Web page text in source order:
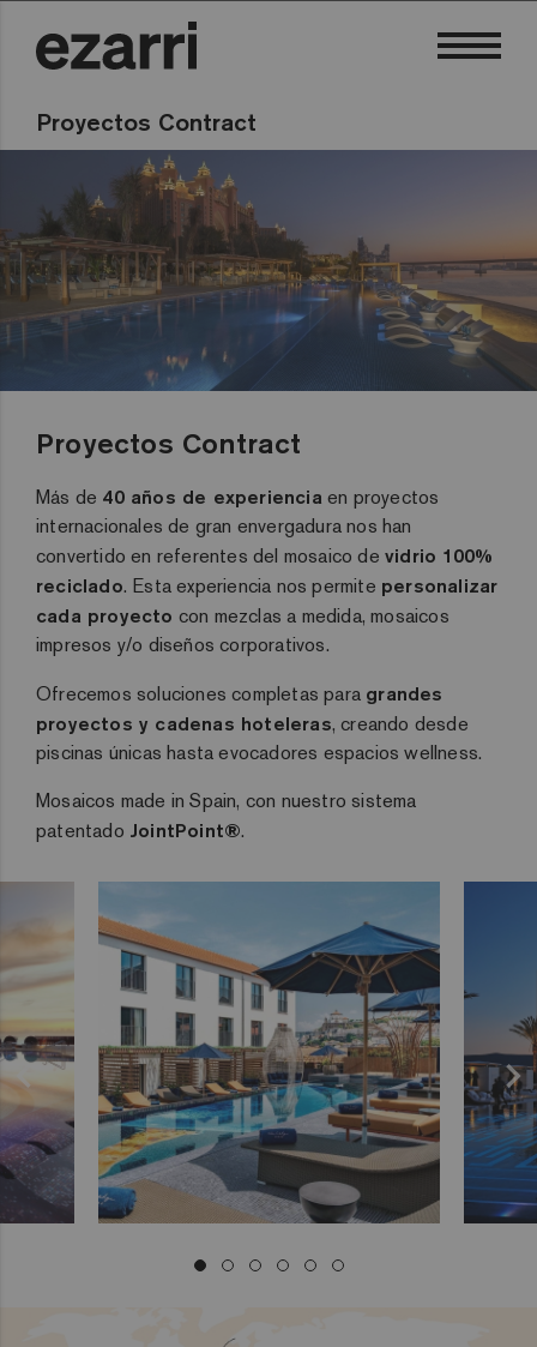
Proyectos Contract
Proyectos Contract
Más de 40 años de experiencia en proyectos
internacionales de gran envergadura nos han
convertido en referentes del mosaico de vidrio 100%
reciclado. Esta experiencia nos permite personalizar
cada proyecto con mezclas a medida, mosaicos
impresos y/o diseños corporativos.
Ofrecemos soluciones completas para grandes
proyectos y cadenas hoteleras, creando desde
piscinas únicas hasta evocadores espacios wellness.
Mosaicos made in Spain, con nuestro sistema
patentado JointPoint®.